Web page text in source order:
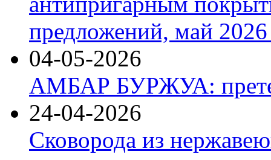
предложений, май 2026
04-05-2026
АМБАР БУРЖУА:
24-04-2026
Сковорода из